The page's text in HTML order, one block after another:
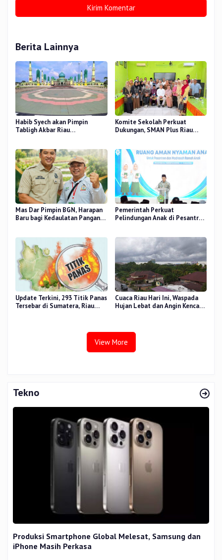
Berita Lainnya
Habib Syech akan Pimpin
Tabligh Akbar Riau
Komite Sekolah Perkuat
Dukungan, SMAN Plus Riau
Mas Dar Pimpin BGN, Harapan
Baru bagi Kedaulatan Pangan
Pemerintah Perkuat
Pelindungan Anak di Pesantren
Update Terkini, 293 Titik Panas
Tersebar di Sumatera, Riau
Cuaca Riau Hari Ini, Waspada
Hujan Lebat dan Angin Kencang
View More
Tekno
Produksi Smartphone Global Melesat, Samsung dan
iPhone Masih Perkasa